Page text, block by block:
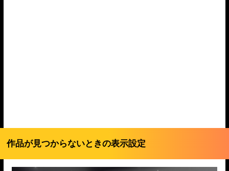
作品が見つからないときの表示設定